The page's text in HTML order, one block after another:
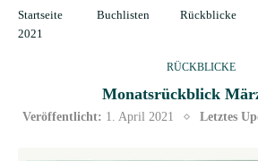
Startseite Buchlisten Rückblicke
2021
RÜCKBLICKE
Monatsrückblick
Veröffentlicht: 1. April 2021 Letztes